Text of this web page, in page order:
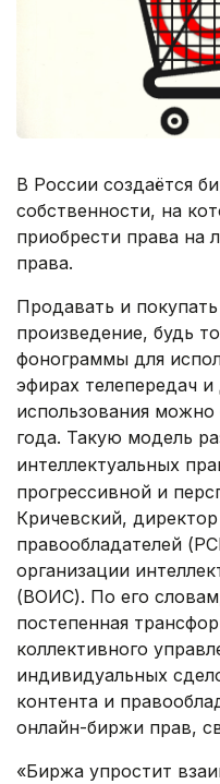
В России создаётся
собственности, на
приобрести права на
права.
Продавать и
произведение, будь
фонограммы для
эфирах телепередач и
использования можно
года. Такую модель
интеллектуальных
прогрессивной и
Кричевский,
правообладателей
организации
(ВОИС). По его
постепенная
коллективного
индивидуальных
контента и
онлайн-биржи прав,
«Биржа упростит